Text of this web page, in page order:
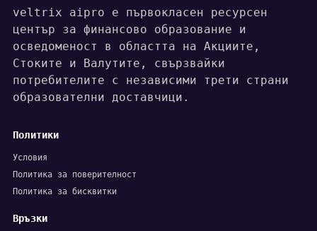
veltrix aipro е първокласен ресурсен
център за финансово образование и
осведоменост в областта на Акциите,
Стоките и Валутите, свързвайки
потребителите с независими трети страни
образователни доставчици.
Политики
Условия
Политика за поверителност
Политика за бисквитки
Връзки